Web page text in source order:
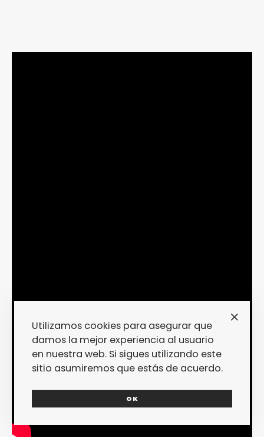
Utilizamos cookies para asegurar que
damos la mejor experiencia al usuario
en nuestra web. Si sigues utilizando este
sitio asumiremos que estás de acuerdo.
OK